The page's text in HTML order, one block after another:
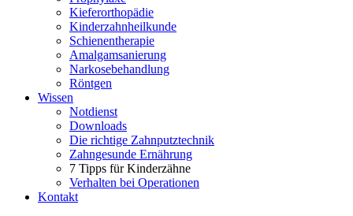
Kieferorthopädie
Kinderzahnheilkunde
Schienentherapie
Amalgamsanierung
Narkosebehandlung
Röntgen
Wissen
Notdienst
Downloads
Die richtige Zahnputztechnik
Zahngesunde Ernährung
7 Tipps für Kinderzähne
Verhalten bei Operationen
Kontakt